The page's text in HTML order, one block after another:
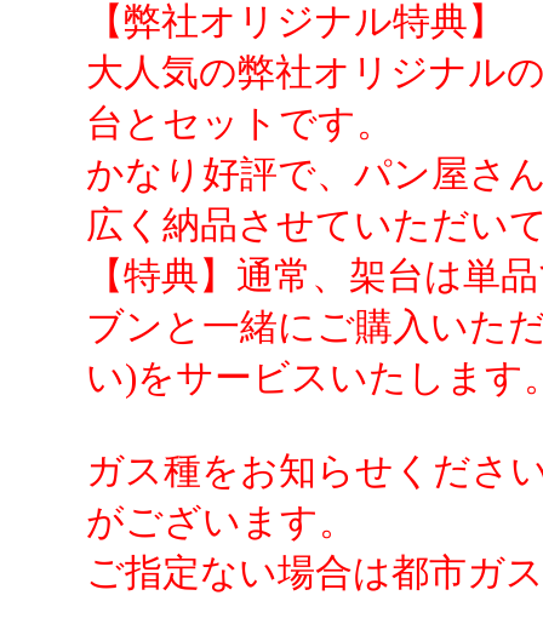
【弊社オリジナル特典】
大人気の弊社オリジナル
台とセットです。
かなり好評で、パン屋さ
広く納品させていただい
【特典】通常、架台は単
ブンと一緒にご購入いた
い)をサービスいたします
ガス種をお知らせくださ
がございます。
ご指定ない場合は都市ガ